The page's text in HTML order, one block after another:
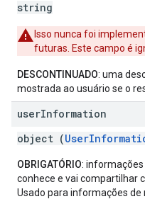
string
Isso nunca foi
futuras. Este campo é
DESCONTINUADO: uma
mostrada ao usuário se o
userInformation
object (
OBRIGATÓRIO:
conhece e vai compartilhar
Usado para informações